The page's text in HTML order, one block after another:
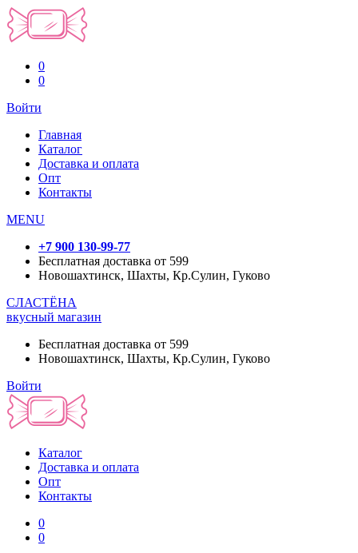
0
0
Войти
Главная
Каталог
Доставка и оплата
Опт
Контакты
MENU
+7 900 130-99-77
Бесплатная доставка от 599
Новошахтинск, Шахты, Кр.Сулин, Гуково
СЛАСТЁНА
вкусный магазин
Бесплатная доставка от 599
Новошахтинск, Шахты, Кр.Сулин, Гуково
Войти
Каталог
Доставка и оплата
Опт
Контакты
0
0